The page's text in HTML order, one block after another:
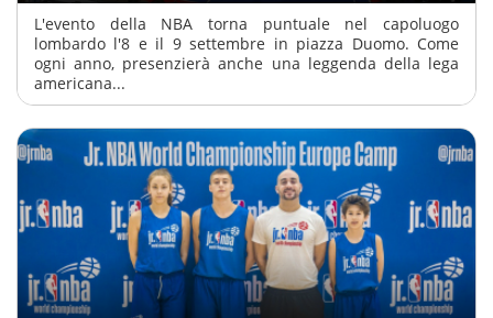
L'evento della NBA torna puntuale nel capoluogo
lombardo l'8 e il 9 settembre in piazza Duomo. Come
ogni anno, presenzierà anche una leggenda della lega
americana...